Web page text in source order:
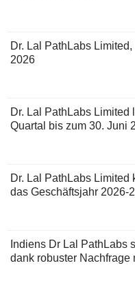
Dr. Lal PathLabs
2026
Dr. Lal PathLabs Limited
Quartal bis zum 30. Juni
Dr. Lal PathLabs
das Geschäftsjahr 2026-
Indiens Dr Lal PathLabs
dank robuster Nachfrage